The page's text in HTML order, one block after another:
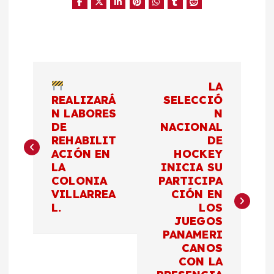
v
e
REALIZARÁ
N LABORES
DE
REHABILIT
ACIÓN EN
LA
COLONIA
VILLARREA
L.
LA
SELECCIÓ
N
NACIONAL
DE
HOCKEY
INICIA SU
PARTICIPA
CIÓN EN
LOS
JUEGOS
PANAMERI
CANOS
CON LA